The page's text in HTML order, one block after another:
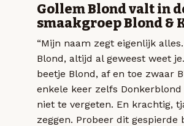
Gollem Blond valt in
smaakgroep Blond &
“Mijn naam zegt eigenlijk
Blond, altijd al geweest weet
beetje Blond, af en toe zwaar
enkele keer zelfs
niet te vergeten. En krachtig,
zeggen. Probeer dit gespierde